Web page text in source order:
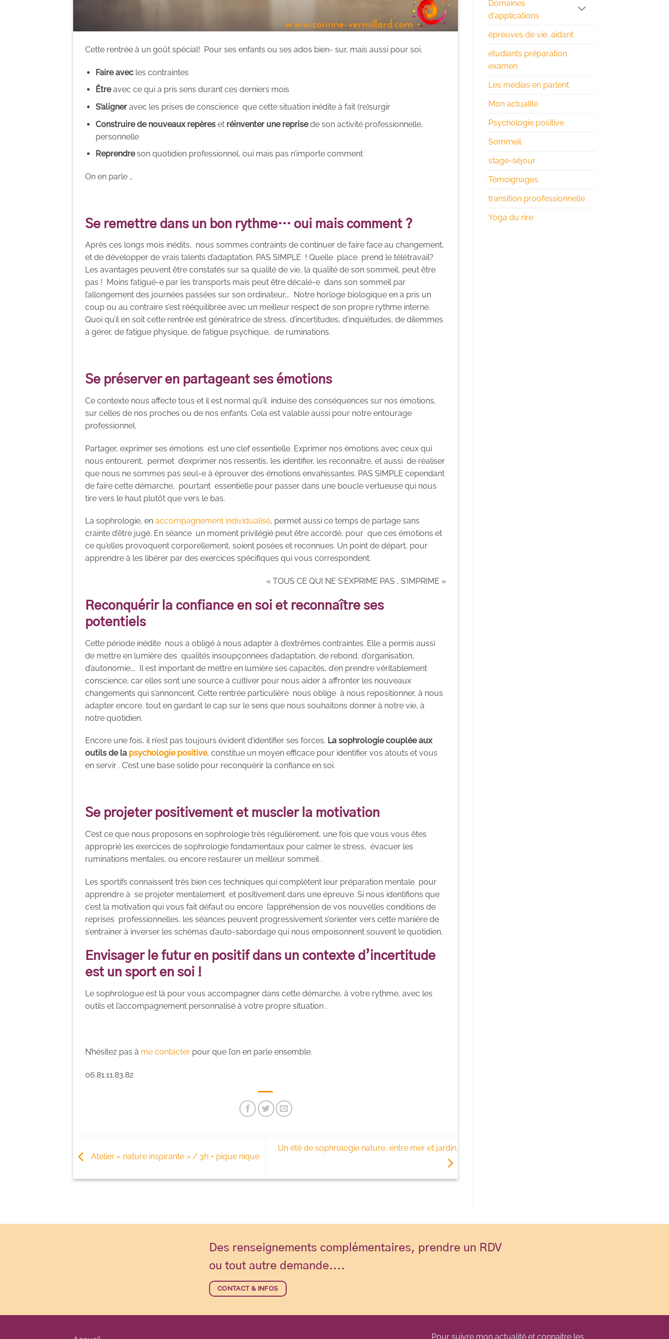
Cette rentrée à un goût spécial! Pour ses enfants ou ses ados bien- sur, mais aussi pour soi.
Faire avecles contraintes
Êtreavec ce qui a pris sens durant ces derniers mois
S’aligneravec les prises de conscience que cette situation inédite à fait (re)surgir
Construire de nouveaux repèreset réinventer une reprisede son activité professionnelle,
personnelle
Reprendreson quotidien professionnel, oui mais pas n’importe comment
On en parle …
Se remettre dans un bon rythme… oui mais comment ?
Après ces longs mois inédits, nous sommes contraints de continuer de faire face au changement,
et de développer de vrais talents d’adaptation. PAS SIMPLE ! Quelle place prend le télétravail?
Les avantages peuvent être constatés sur sa qualité de vie, la qualité de son sommeil, peut être
pas ! Moins fatigué-e par les transports mais peut être décalé-e dans son sommeil par
l’allongement des journées passées sur son ordinateur…. Notre horloge biologique en a pris un
coup ou au contraire s’est rééquilibrée avec un meilleur respect de son propre rythme interne.
Quoi qu’il en soit cette rentrée est génératrice de stress, d’incertitudes, d’inquiétudes, de dilemmes
à gérer, de fatigue physique, de fatigue psychique, de ruminations.
Se préserver en partageant ses émotions
Ce contexte nous affecte tous et il est normal qu’il induise des conséquences sur nos émotions,
sur celles de nos proches ou de nos enfants. Cela est valable aussi pour notre entourage
professionnel.
Partager, exprimer ses émotions est une clef essentielle. Exprimer nos émotions avec ceux qui
nous entourent, permet d’exprimer nos ressentis, les identifier, les reconnaitre, et aussi de réaliser
que nous ne sommes pas seul-e à éprouver des émotions envahissantes. PAS SIMPLE cependant
de faire cette démarche, pourtant essentielle pour passer dans une boucle vertueuse qui nous
tire vers le haut plutôt que vers le bas.
La sophrologie, en accompagnement individualisé, permet aussi ce temps de partage sans
crainte d’être jugé. En séance un moment privilégié peut être accordé, pour que ces émotions et
ce qu’elles provoquent corporellement, soient posées et reconnues. Un point de départ, pour
apprendre à les libérer par des exercices spécifiques qui vous correspondent.
« TOUS CE QUI NE S’EXPRIME PAS , S’IMPRIME »
Reconquérir la confiance en soi et reconnaître ses
potentiels
Cette période inédite nous a obligé à nous adapter à d’extrêmes contraintes. Elle a permis aussi
de mettre en lumière des qualités insoupçonnées d’adaptation, de rebond, d’organisation,
d’autonomie…. Il est important de mettre en lumière ses capacités, d’en prendre véritablement
conscience, car elles sont une source à cultiver pour nous aider à affronter les nouveaux
changements qui s’annoncent. Cette rentrée particulière nous oblige à nous repositionner, à nous
adapter encore, tout en gardant le cap sur le sens que nous souhaitons donner à notre vie, à
notre quotidien.
Encore une fois, il n’est pas toujours évident d’identifier ses forces. La sophrologie couplée aux
outils de la psychologie positive, constitue un moyen efficace pour identifier vos atouts et vous
en servir . C’est une base solide pour reconquérir la confiance en soi.
Se projeter positivement et muscler la motivation
C’est ce que nous proposons en sophrologie très régulièrement, une fois que vous vous êtes
approprié les exercices de sophrologie fondamentaux pour calmer le stress, évacuer les
ruminations mentales, ou encore restaurer un meilleur sommeil .
Les sportifs connaissent très bien ces techniques qui complètent leur préparation mentale pour
apprendre à se projeter mentalement et positivement dans une épreuve. Si nous identifions que
c’est la motivation qui vous fait défaut ou encore l’appréhension de vos nouvelles conditions de
reprises professionnelles, les séances peuvent progressivement s’orienter vers cette manière de
s’entrainer à inverser les schémas d’auto-sabordage qui nous empoisonnent souvent le quotidien.
Envisager le futur en positif dans un contexte d’incertitude
est un sport en soi !
Le sophrologue est là pour vous accompagner dans cette démarche, à votre rythme, avec les
outils et l’accompagnement personnalisé à votre propre situation .
N’hésitez pas à me contacter pour que l’on en parle ensemble.
06.81.11.83.82
Atelier « nature inspirante » / 3h + pique nique
Un été de sophrologie nature, entre mer et jardin.
Domaines
d'applications
épreuves de vie, aidant
étudiants préparation
examen
Les médias en parlent
Mon actualité
Psychologie positive
Sommeil
stage-séjour
Témoignages
transition proofessionnelle
Yoga du rire
Des renseignements complémentaires, prendre un RDV
ou tout autre demande....
CONTACT & INFOS
Pour suivre mon actualité et connaitre les